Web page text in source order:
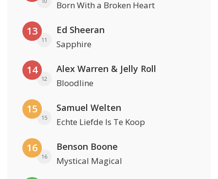
Born With a Broken Heart
13
11
Ed Sheeran
Sapphire
14
12
Alex Warren & Jelly Roll
Bloodline
15
15
Samuel Welten
Echte Liefde Is Te Koop
16
16
Benson Boone
Mystical Magical